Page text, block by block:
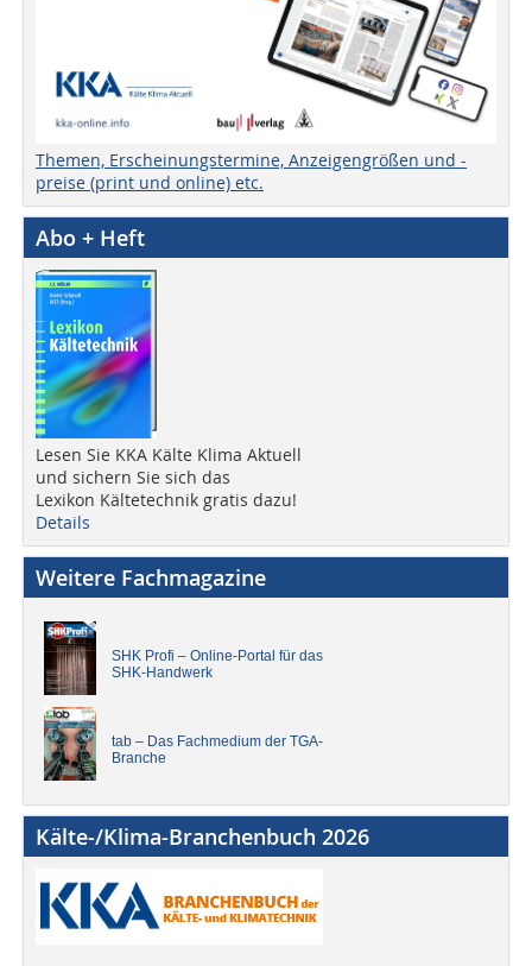
Themen, Erscheinungstermine, Anzeigengrößen und -
preise (print und online) etc.
Abo + Heft
Lesen Sie KKA Kälte Klima Aktuell
und sichern Sie sich das
Lexikon Kältetechnik gratis dazu!
Details
Weitere Fachmagazine
SHK Profi – Online-Portal für das
SHK-Handwerk
tab – Das Fachmedium der TGA-
Branche
Kälte-/Klima-Branchenbuch 2026